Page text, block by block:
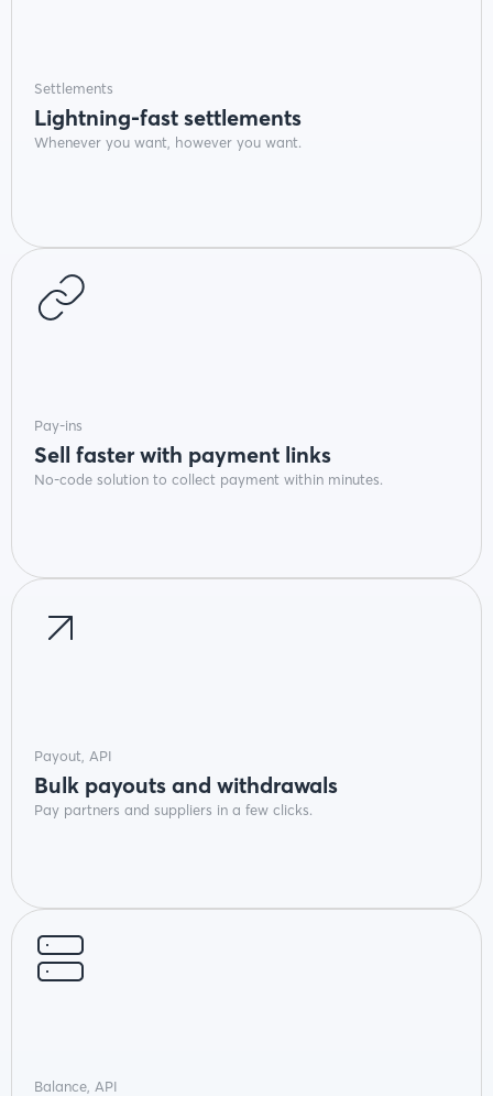
Settlements
Lightning-fast settlements
Whenever you want, however you want.
Pay-ins
Sell faster with payment links
No-code solution to collect payment within minutes.
Payout, API
Bulk payouts and withdrawals
Pay partners and suppliers in a few clicks.
Balance, API